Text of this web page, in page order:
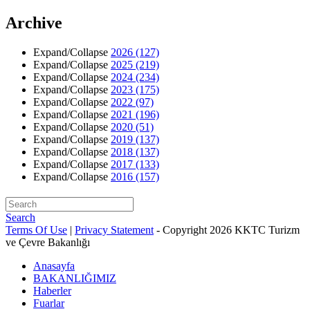
Archive
Expand/Collapse 2026 (127)
Expand/Collapse 2025 (219)
Expand/Collapse 2024 (234)
Expand/Collapse 2023 (175)
Expand/Collapse 2022 (97)
Expand/Collapse 2021 (196)
Expand/Collapse 2020 (51)
Expand/Collapse 2019 (137)
Expand/Collapse 2018 (137)
Expand/Collapse 2017 (133)
Expand/Collapse 2016 (157)
Search
Terms Of Use | Privacy Statement - Copyright 2026 KKTC Turizm
ve Çevre Bakanlığı
Anasayfa
BAKANLIĞIMIZ
Haberler
Fuarlar